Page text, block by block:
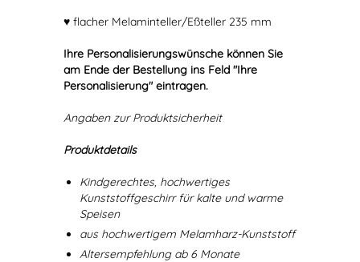
♥ flacher Melaminteller/Eßteller 235 mm
Ihre Personalisierungswünsche können Sie
am Ende der Bestellung ins Feld "Ihre
Personalisierung" eintragen.
Angaben zur Produktsicherheit
Produktdetails
Kindgerechtes, hochwertiges
Kunststoffgeschirr für kalte und warme
Speisen
aus hochwertigem Melamharz-Kunststoff
Altersempfehlung ab 6 Monate